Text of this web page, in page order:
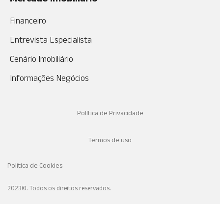
Financeiro
Entrevista Especialista
Cenário Imobiliário
Informações Negócios
Política de Privacidade
Termos de uso
Política de Cookies
2023©. Todos os direitos reservados.